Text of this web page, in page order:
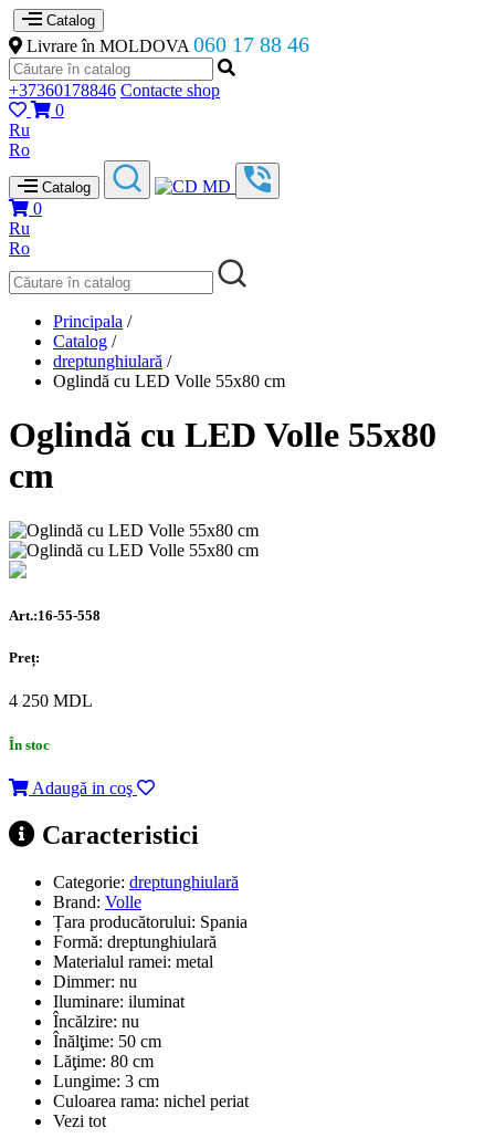
Catalog
Livrare în MOLDOVA 060 17 88 46
+37360178846 Contacte shop
0
Ru
Ro
Catalog
0
Ru
Ro
Principala /
Catalog /
dreptunghiulară /
Oglindă cu LED Volle 55x80 cm
Oglindă cu LED Volle 55x80
cm
Art.:16-55-558
Preț:
4 250 MDL
În stoc
Adaugă in coş
Caracteristici
Categorie: dreptunghiulară
Brand: Volle
Țara producătorului: Spania
Formă: dreptunghiulară
Materialul ramei: metal
Dimmer: nu
Iluminare: iluminat
Încălzire: nu
Înălţime: 50 cm
Lăţime: 80 cm
Lungime: 3 cm
Culoarea rama: nichel periat
Vezi tot